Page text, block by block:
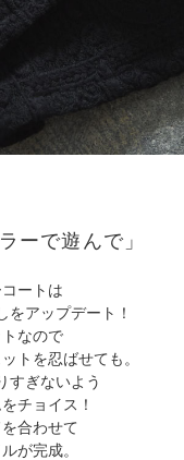
ーで遊んで」
ートは
をアップデート！
なので
トを忍ばせても。
すぎないよう
チョイス！
合わせて
が完成。